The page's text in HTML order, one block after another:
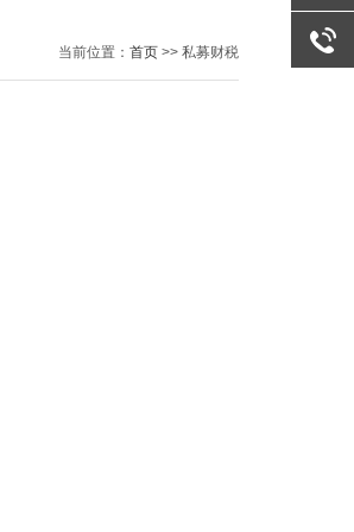
当前位置： 首页 >> 私募财税
QQ咨询